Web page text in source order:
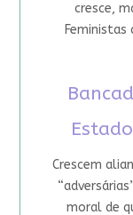
cresce,
Crescem
moral de